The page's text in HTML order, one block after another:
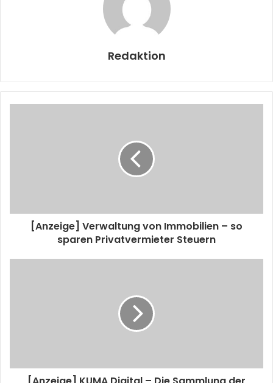
Redaktion
[Anzeige] Verwaltung von Immobilien – so
sparen Privatvermieter Steuern